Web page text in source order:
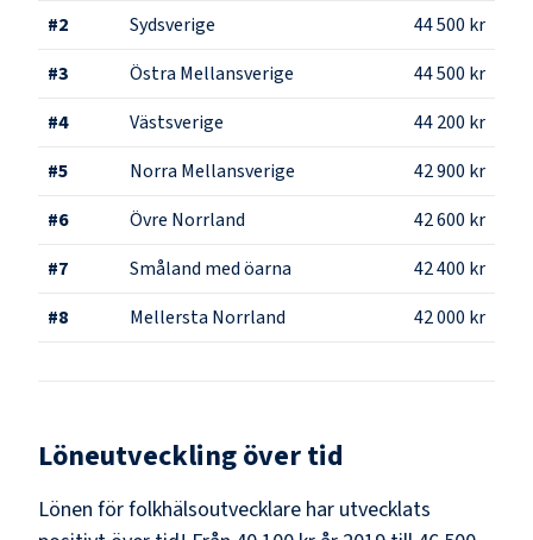
#2 Sydsverige
44 500 kr
#3 Östra Mellansverige
44 500 kr
#4 Västsverige
44 200 kr
#5 Norra Mellansverige
42 900 kr
#6 Övre Norrland
42 600 kr
#7 Småland med öarna
42 400 kr
#8 Mellersta Norrland 42 000 kr
Löneutveckling över tid
Lönen för folkhälsoutvecklare har utvecklats